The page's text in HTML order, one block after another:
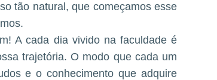
tão natural, que começamos esse
A cada dia vivido na faculdade é
trajetória. O modo que cada um
e o conhecimento que adquire